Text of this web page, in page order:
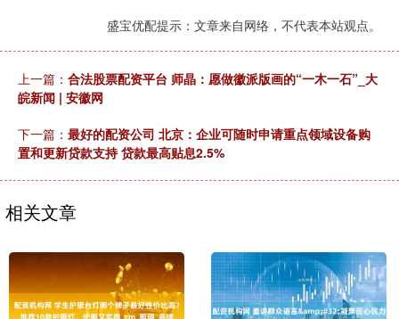
盛宝优配提示：文章来自网络，不代表本站观点。
上一篇： 合法股票配资平台 师晶：愿做徽派版画的“一木一石”_大
皖新闻 | 安徽网
下一篇： 最好的配资公司 北京：企业可随时申请重点领域设备购
置和更新贷款支持 贷款最高贴息2.5%
相关文章